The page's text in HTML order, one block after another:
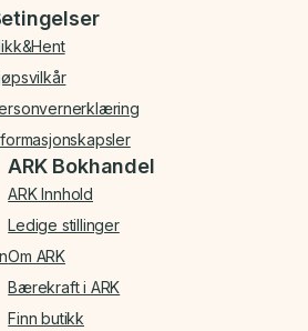
ARK Bokhandel
ARK Innhold
Ledige stillinger
Om ARK
Bærekraft i ARK
Finn butikk